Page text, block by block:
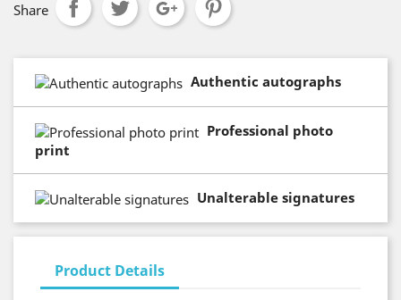
Share
Authentic autographs
Professional photo
print
Unalterable signatures
Product Details